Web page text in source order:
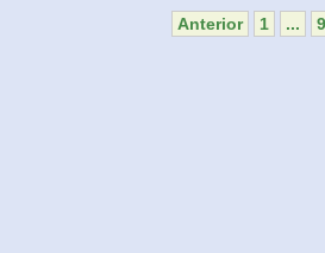
Anterior 1 ... 9